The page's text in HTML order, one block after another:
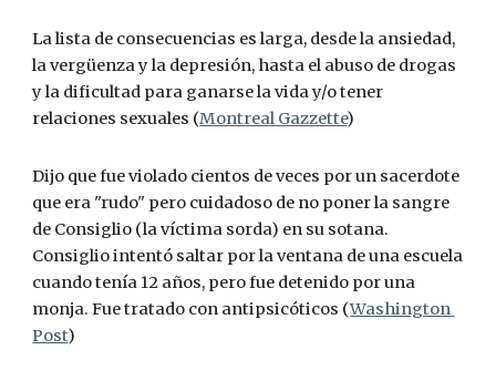
La lista de consecuencias es larga, desde la ansiedad,
la vergüenza y la depresión, hasta el abuso de drogas
y la dificultad para ganarse la vida y/o tener
relaciones sexuales (Montreal Gazzette)
Dijo que fue violado cientos de veces por un sacerdote
que era "rudo" pero cuidadoso de no poner la sangre
de Consiglio (la víctima sorda) en su sotana.
Consiglio intentó saltar por la ventana de una escuela
cuando tenía 12 años, pero fue detenido por una
monja. Fue tratado con antipsicóticos (Washington
Post)